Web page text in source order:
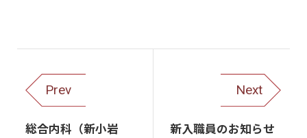
Prev
総合内科（新小岩
Next
新入職員のお知らせ